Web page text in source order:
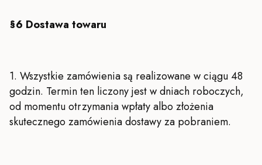
§6 Dostawa towaru
1. Wszystkie zamówienia są realizowane w ciągu 48
godzin. Termin ten liczony jest w dniach roboczych,
od momentu otrzymania wpłaty albo złożenia
skutecznego zamówienia dostawy za pobraniem.